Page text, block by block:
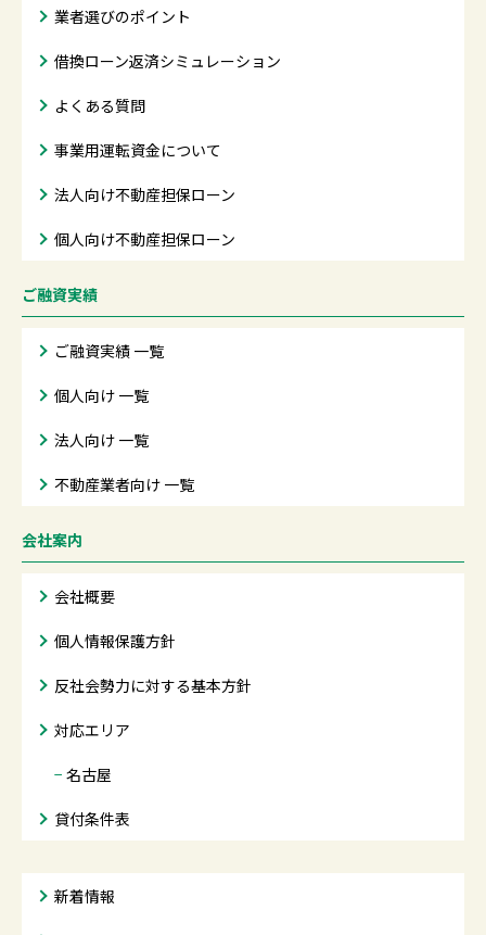
業者選びのポイント
借換ローン返済シミュレーション
よくある質問
事業用運転資金について
法人向け不動産担保ローン
個人向け不動産担保ローン
ご融資実績
ご融資実績 一覧
個人向け 一覧
法人向け 一覧
不動産業者向け 一覧
会社案内
会社概要
個人情報保護方針
反社会勢力に対する基本方針
対応エリア
− 名古屋
貸付条件表
新着情報